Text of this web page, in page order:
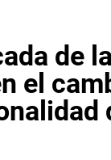
de la
el